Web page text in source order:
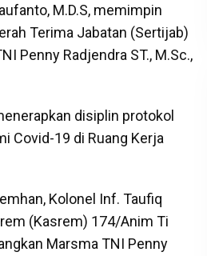
M.D.S, memimpin
Terima Jabatan (Sertijab)
Penny Radjendra ST., M.Sc.,
disiplin protokol
Covid-19 di Ruang Kerja
Kolonel Inf. Taufiq
(Kasrem) 174/Anim Ti
Marsma TNI Penny